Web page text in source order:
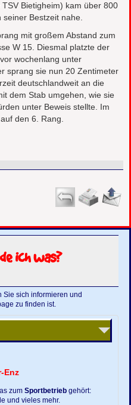
Bietigheim) kam über 800
Bestzeit nahe.
mit großem Abstand zum
W 15. Diesmal platzte der
wochenlang unter
sprang sie nun 20 Zentimeter
deutschlandweit an die
dem Stab umgehen, wie sie
unter Beweis stellte. Im
den 6. Rang.
ich was?
Sie sich informieren und
zu finden ist.
Enz
zumSportbetrieb gehört:
und vieles mehr.